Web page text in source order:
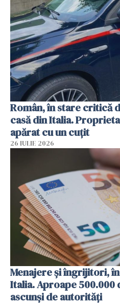
Român, în stare critică
casă din Italia.
apărat cu un cuțit
26 IULIE 2026
Menajere și îngrijitori,
Italia. Aproape
ascunși de autorități